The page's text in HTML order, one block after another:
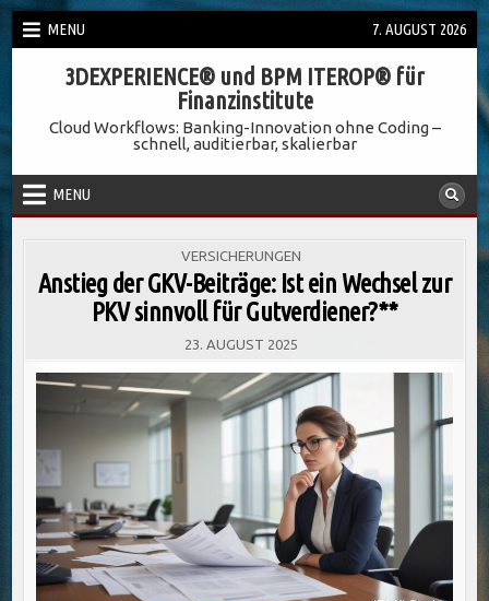
Skip
to
MENU 7. AUGUST 2026
3DEXPERIENCE® und BPM ITEROP® für
Finanzinstitute
Cloud Workflows: Banking-Innovation ohne Coding –
schnell, auditierbar, skalierbar
MENU
POSTED
VERSICHERUNGEN
Anstieg der GKV-Beiträge: Ist ein Wechsel zur
PKV sinnvoll für Gutverdiener?**
23. AUGUST 2025